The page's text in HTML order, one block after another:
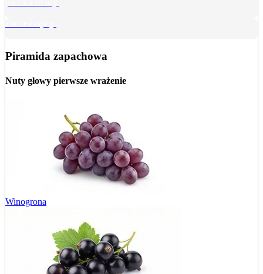
Piramida zapachowa
Nuty głowy pierwsze wrażenie
Winogrona